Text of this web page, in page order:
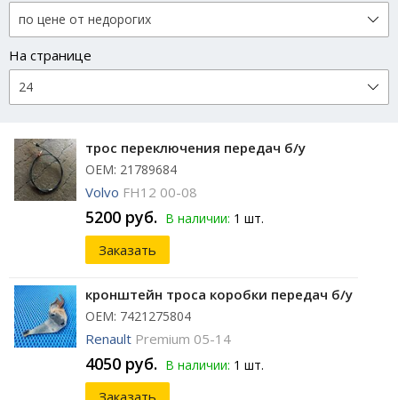
На странице
трос переключения передач б/у
ОЕМ: 21789684
Volvo FH12 00-08
5200 руб. В наличии: 1 шт.
Заказать
кронштейн троса коробки передач б/у
ОЕМ: 7421275804
Renault Premium 05-14
4050 руб. В наличии: 1 шт.